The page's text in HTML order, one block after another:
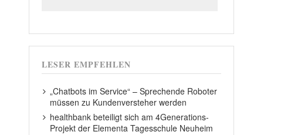
LESER EMPFEHLEN
„Chatbots im Service“ – Sprechende Roboter
müssen zu Kundenversteher werden
healthbank beteiligt sich am 4Generations-
Projekt der Elementa Tagesschule Neuheim